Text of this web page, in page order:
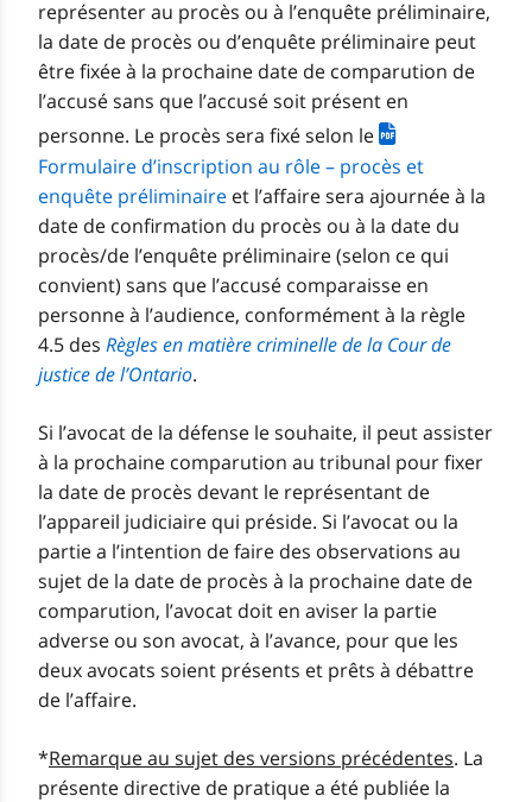
représenter au procès ou à l’enquête préliminaire,
la date de procès ou d’enquête préliminaire peut
être fixée à la prochaine date de comparution de
l’accusé sans que l’accusé soit présent en
personne. Le procès sera fixé selon le
Formulaire d’inscription au rôle – procès et
enquête préliminaire et l’affaire sera ajournée à la
date de confirmation du procès ou à la date du
procès/de l’enquête préliminaire (selon ce qui
convient) sans que l’accusé comparaisse en
personne à l’audience, conformément à la règle
4.5 des Règles en matière criminelle de la Cour de
justice de l’Ontario.
Si l’avocat de la défense le souhaite, il peut assister
à la prochaine comparution au tribunal pour fixer
la date de procès devant le représentant de
l’appareil judiciaire qui préside. Si l’avocat ou la
partie a l’intention de faire des observations au
sujet de la date de procès à la prochaine date de
comparution, l’avocat doit en aviser la partie
adverse ou son avocat, à l’avance, pour que les
deux avocats soient présents et prêts à débattre
de l’affaire.
*Remarque au sujet des versions précédentes. La
présente directive de pratique a été publiée la